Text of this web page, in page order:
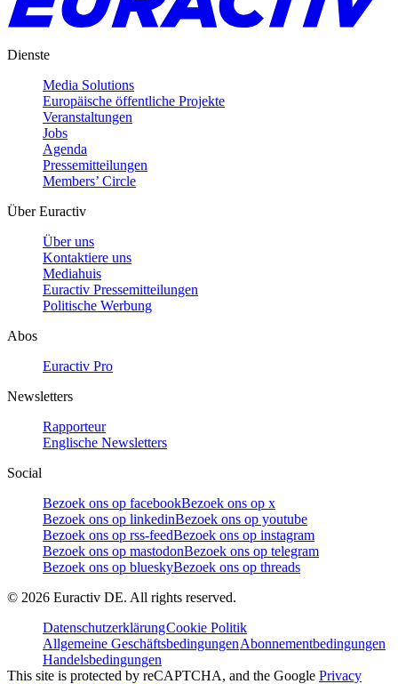
Dienste
Media Solutions
Europäische öffentliche Projekte
Veranstaltungen
Jobs
Agenda
Pressemitteilungen
Members’ Circle
Über Euractiv
Über uns
Kontaktiere uns
Mediahuis
Euractiv Pressemitteilungen
Politische Werbung
Abos
Euractiv Pro
Newsletters
Rapporteur
Englische Newsletters
Social
Bezoek ons op facebookBezoek ons op x
Bezoek ons op linkedinBezoek ons op youtube
Bezoek ons op rss-feedBezoek ons op instagram
Bezoek ons op mastodonBezoek ons op telegram
Bezoek ons op blueskyBezoek ons op threads
© 2026 Euractiv DE. All rights reserved.
DatenschutzerklärungCookie Politik
Allgemeine GeschäftsbedingungenAbonnementbedingungen
Handelsbedingungen
This site is protected by reCAPTCHA, and the Google Privacy